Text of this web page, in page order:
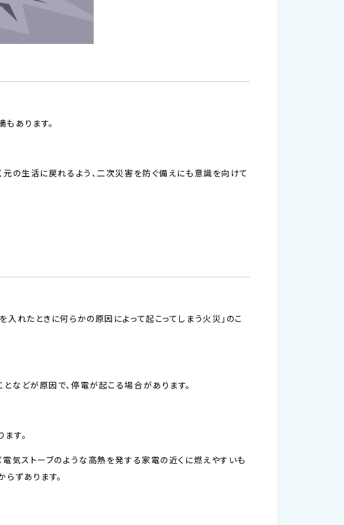
あります。
元の生活に戻れるよう、二次災害を防ぐ備えにも意識を向けて
れたときに何らかの原因によって起こってしまう火災」のこ
などが原因で、停電が起こる場合があります。
す。
気ストーブのような高熱を発する家電の近くに燃えやすいも
ずあります。